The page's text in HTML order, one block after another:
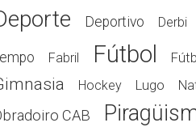
Deportivo Derbi
Fabril Fútbol
Hockey Lugo
CAB